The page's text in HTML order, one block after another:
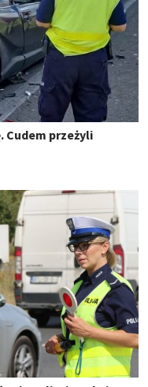
Cudem przeżyli